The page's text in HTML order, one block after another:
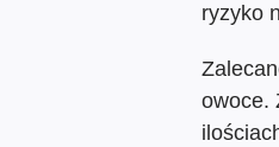
ryzyko
owoce.